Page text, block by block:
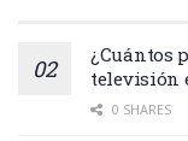
¿Cuántos
televisión
0 SHARES